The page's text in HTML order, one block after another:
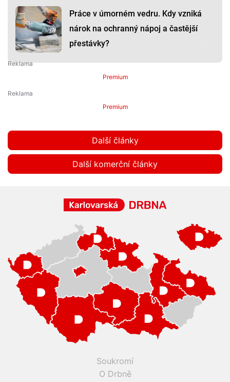
Práce v úmorném vedru. Kdy vzniká
nárok na ochranný nápoj a častější
přestávky?
Premium
Premium
Další články
Další komerční články
Soukromí
O Drbně